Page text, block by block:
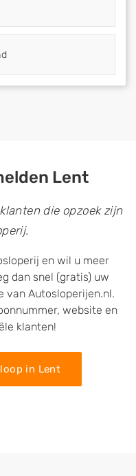
Lent
die opzoek zijn
en wil u meer
dan snel (gratis) uw
van Autosloperijen.nl.
website en
klanten!
in Lent